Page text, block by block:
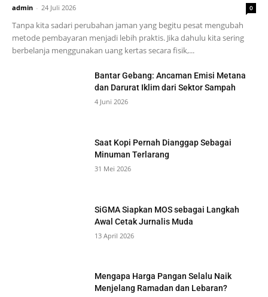
admin - 24 Juli 2026 0
Tanpa kita sadari perubahan jaman yang begitu pesat mengubah
metode pembayaran menjadi lebih praktis. Jika dahulu kita sering
berbelanja menggunakan uang kertas secara fisik,...
Bantar Gebang: Ancaman Emisi Metana
dan Darurat Iklim dari Sektor Sampah
4 Juni 2026
Saat Kopi Pernah Dianggap Sebagai
Minuman Terlarang
31 Mei 2026
SiGMA Siapkan MOS sebagai Langkah
Awal Cetak Jurnalis Muda
13 April 2026
Mengapa Harga Pangan Selalu Naik
Menjelang Ramadan dan Lebaran?